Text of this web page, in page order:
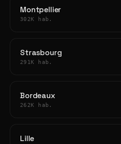
Montpellier
302K hab.
Strasbourg
291K hab.
Bordeaux
262K hab.
Lille